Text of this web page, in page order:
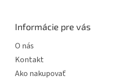
Informácie pre vás
O nás
Kontakt
Ako nakupovať